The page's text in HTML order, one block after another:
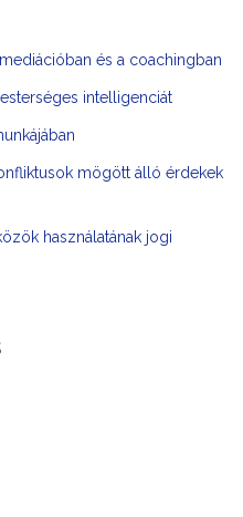
és a coachingban
intelligenciát
mögött álló érdekek
használatának jogi